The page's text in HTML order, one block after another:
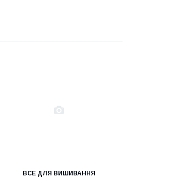
ВСЕ ДЛЯ ВИШИВАННЯ